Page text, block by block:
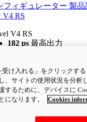
フィギュレーター 製品
V4 RS
V4 RS
182 ps 最高出力
i
フィギュレーター 製品
V4 RS 100
受け入れる」をクリックす
、サイトの使用状況を分析
するために、デバイスに
になります。
Cookies